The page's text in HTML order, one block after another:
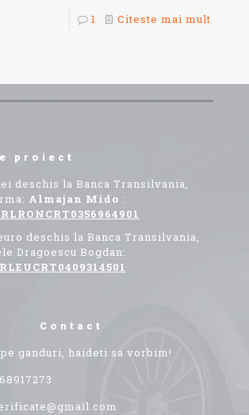
1 Citeste mai mult
proiect
deschis la Banca Transilvania,
Almajan Mido :
deschis la Banca Transilvania,
Dragoescu Bogdan:
Contact
ganduri, haideti sa vorbim!